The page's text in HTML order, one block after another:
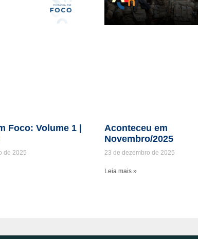
Foco: Volume 1 |
de 2025
Aconteceu em
Novembro/2025
23 de dezembro de 2025
Leia mais »